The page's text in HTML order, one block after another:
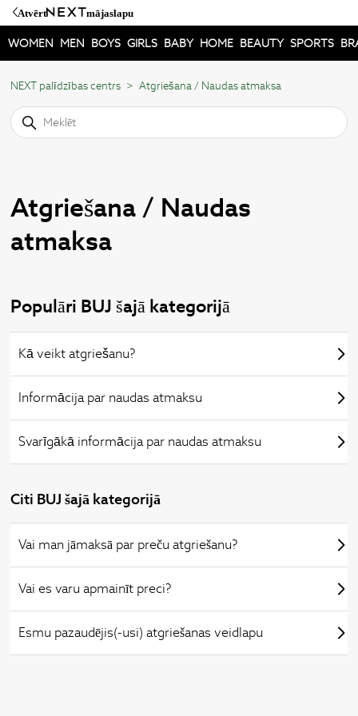
Atvērt mājaslapu
WOMEN MEN BOYS GIRLS BABY HOME BEAUTY SPORTS
NEXT palīdzības centrs Atgriešana / Naudas atmaksa
Atgriešana / Naudas
atmaksa
Populāri BUJ šajā kategorijā
Kā veikt atgriešanu?
Informācija par naudas atmaksu
Svarīgākā informācija par naudas atmaksu
Citi BUJ šajā kategorijā
Vai man jāmaksā par preču atgriešanu?
Vai es varu apmainīt preci?
Esmu pazaudējis(-usi) atgriešanas veidlapu